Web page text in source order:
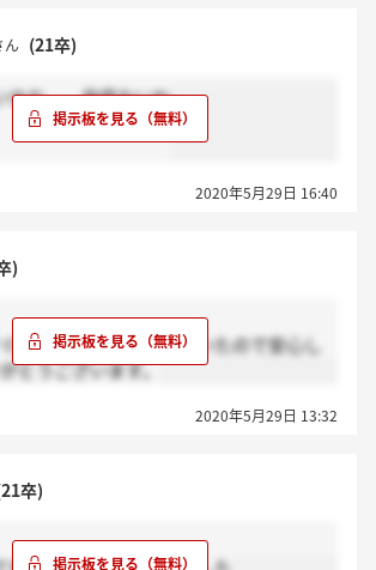
ん (21卒)
かな。。自信ないわ
2020年5月29日 16:40
)
に出るものかと焦っていたので安心し
とうございます。
2020年5月29日 13:32
卒)